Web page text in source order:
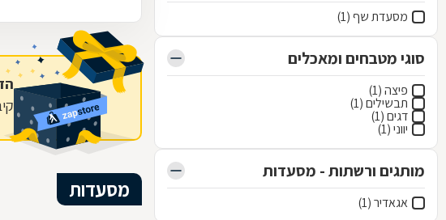
מסעדת שף (1)
סוגי מטבחים ומאכלים
פיצה (1)
תבשילים (1)
דגים (1)
יווני (1)
מותגים ורשתות - מסעדות
אגאדיר (1)
מסעדות